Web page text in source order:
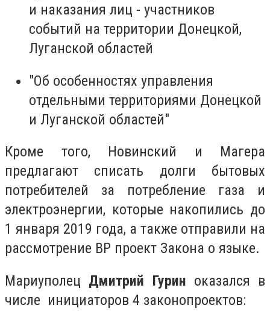
и наказания лиц - участников
событий на территории Донецкой,
Луганской областей
"Об особенностях управления
отдельными территориями Донецкой
и Луганской областей"
Кроме того, Новинский и Магера
предлагают списать долги бытовых
потребителей за потребление газа и
электроэнергии, которые накопились до
1 января 2019 года, а также отправили на
рассмотрение ВР проект Закона о языке.
Мариуполец Дмитрий Гурин оказался в
числе инициаторов 4 законопроектов: